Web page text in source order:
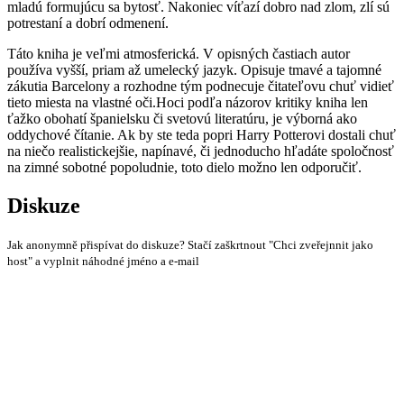
mladú formujúcu sa bytosť. Nakoniec víťazí dobro nad zlom, zlí sú
potrestaní a dobrí odmenení.
Táto kniha je veľmi atmosferická. V opisných častiach autor
používa vyšší, priam až umelecký jazyk. Opisuje tmavé a tajomné
zákutia Barcelony a rozhodne tým podnecuje čitateľovu chuť vidieť
tieto miesta na vlastné oči.Hoci podľa názorov kritiky kniha len
ťažko obohatí španielsku či svetovú literatúru, je výborná ako
oddychové čítanie. Ak by ste teda popri Harry Potterovi dostali chuť
na niečo realistickejšie, napínavé, či jednoducho hľadáte spoločnosť
na zimné sobotné popoludnie, toto dielo možno len odporučiť.
Diskuze
Jak anonymně přispívat do diskuze? Stačí zaškrtnout "Chci zveřejnnit jako
host" a vyplnit náhodné jméno a e-mail